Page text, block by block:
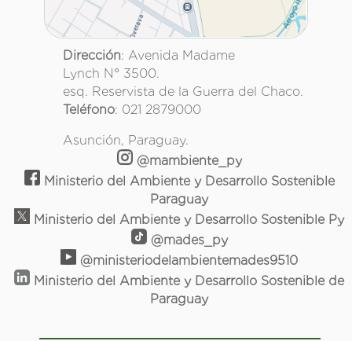
Dirección: Avenida Madame
Lynch N° 3500.
esq. Reservista de la Guerra del Chaco.
Teléfono: 021 2879000
Asunción, Paraguay.
@mambiente_py
Ministerio del Ambiente y Desarrollo Sostenible
Paraguay
Ministerio del Ambiente y Desarrollo Sostenible Py
@mades_py
@ministeriodelambientemades9510
Ministerio del Ambiente y Desarrollo Sostenible de
Paraguay